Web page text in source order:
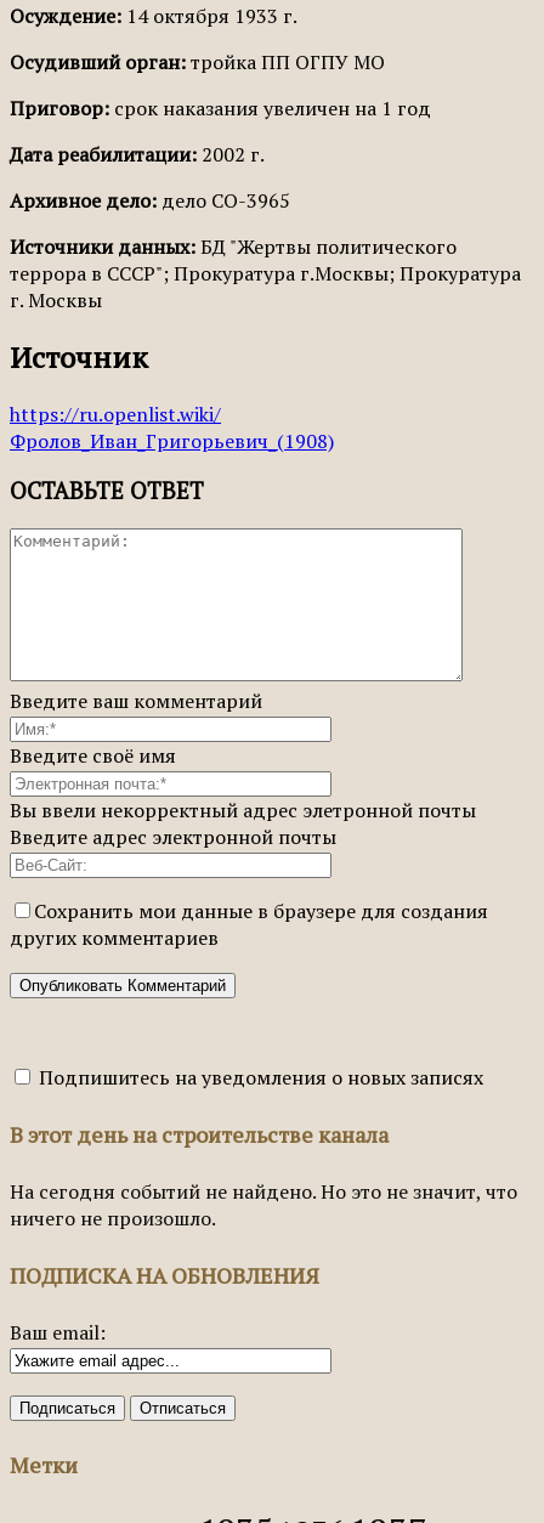
Осуждение: 14 октября 1933 г.
Осудивший орган:тройка ПП ОГПУ МО
Приговор: срок наказания увеличен на 1 год
Дата реабилитации: 2002 г.
Архивное дело: дело СО-3965
Источники данных:БД "Жертвы политического
террора в СССР"; Прокуратура г.Москвы; Прокуратура
г. Москвы
Источник
https://ru.openlist.wiki/
Фролов_Иван_Григорьевич_(1908)
ОСТАВЬТЕ ОТВЕТ
Введите ваш комментарий
Введите своё имя
Вы ввели некорректный адрес элетронной почты
Введите адрес электронной почты
Сохранить мои данные в браузере для создания
других комментариев
Подпишитесь на уведомления о новых записях
В этот день на строительстве канала
На сегодня событий не найдено. Но это не значит, что
ничего не произошло.
ПОДПИСКА НА ОБНОВЛЕНИЯ
Ваш email:
Метки